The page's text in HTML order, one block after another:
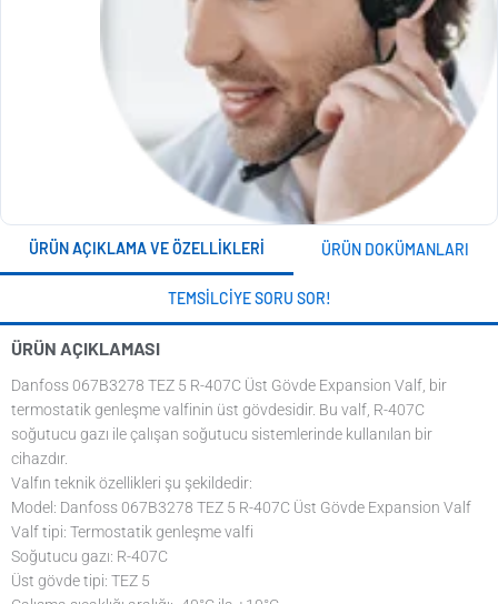
ÜRÜN AÇIKLAMA VE ÖZELLIKLERI ÜRÜN DOKÜMANLARI
TEMSILCIYE SORU SOR!
ÜRÜN AÇIKLAMASI
Danfoss 067B3278 TEZ 5 R-407C Üst Gövde Expansion Valf, bir
termostatik genleşme valfinin üst gövdesidir. Bu valf, R-407C
soğutucu gazı ile çalışan soğutucu sistemlerinde kullanılan bir
cihazdır.
Valfın teknik özellikleri şu şekildedir:
Model: Danfoss 067B3278 TEZ 5 R-407C Üst Gövde Expansion Valf
Valf tipi: Termostatik genleşme valfi
Soğutucu gazı: R-407C
Üst gövde tipi: TEZ 5